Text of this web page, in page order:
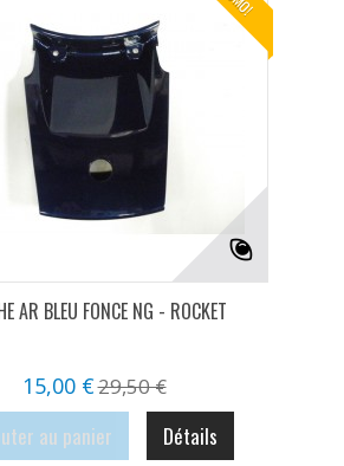
AR BLEU FONCE NG - ROCKET
15,00 €29,50 €
au panier Détails